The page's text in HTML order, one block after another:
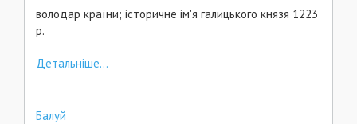
володар країни; історичне ім'я галицького князя 1223
p.
Детальніше...
Балуй